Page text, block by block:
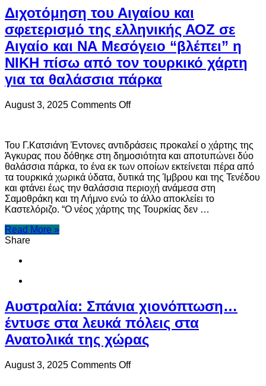
Διχοτόμηση του Αιγαίου και
σφετερισμό της ελληνικής ΑΟΖ σε
Αιγαίο και ΝΑ Μεσόγειο “βλέπει” η
ΝΙΚΗ πίσω από τον τουρκικό χάρτη
για τα θαλάσσια πάρκα
August 3, 2025 Comments Offon
και
σφετερισμό
της
ελληνικής
ΑΟΖ
σε
Αιγαίο
τον
τουρκικό
χάρτη
για
τα
θαλάσσια
Του Γ.Κατσιάνη Έντονες αντιδράσεις προκαλεί ο χάρτης της
Άγκυρας που δόθηκε στη δημοσιότητα και αποτυπώνει δύο
θαλάσσια πάρκα, το ένα εκ των οποίων εκτείνεται πέρα από
τα τουρκικά χωρικά ύδατα, δυτικά της Ίμβρου και της Τενέδου
και φτάνει έως την θαλάσσια περιοχή ανάμεσα στη
Σαμοθράκη και τη Λήμνο ενώ το άλλο αποκλείει το
Καστελόριζο. “Ο νέος χάρτης της Τουρκίας δεν …
Read More »
Share
Αυστραλία: Σπάνια χιονόπτωση…
έντυσε στα λευκά πόλεις στα
Ανατολικά της χώρας
August 3, 2025 Comments Offon